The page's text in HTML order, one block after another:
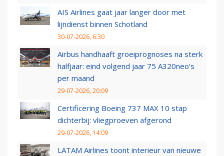
AIS Airlines gaat jaar langer door met
lijndienst binnen Schotland
30-07-2026, 6:30
Airbus handhaaft groeiprognoses na sterk
halfjaar: eind volgend jaar 75 A320neo’s
per maand
29-07-2026, 20:09
Certificering Boeing 737 MAX 10 stap
dichterbij: vliegproeven afgerond
29-07-2026, 14:09
LATAM Airlines toont interieur van nieuwe